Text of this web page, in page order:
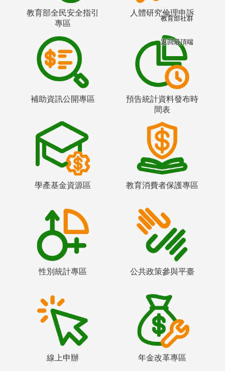
教育部全民安全指引
專區
人體研究倫理申訴
補助資訊公開專區
預告統計資料發布時
間表
學產基金資源區 教育消費者保護專區
性別統計專區 公共政策參與平臺
線上申辦 年金改革專區
教育部社群
返回最頂端